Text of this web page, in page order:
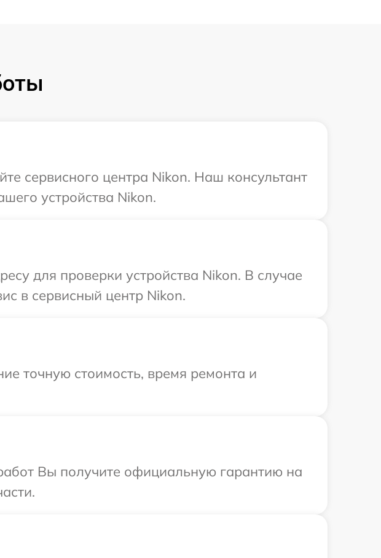
сервисного центра Nikon. Наш консультант
устройства Nikon.
для проверки устройства Nikon. В случае
в сервисный центр Nikon.
точную стоимость, время ремонта и
Вы получите официальную гарантию на